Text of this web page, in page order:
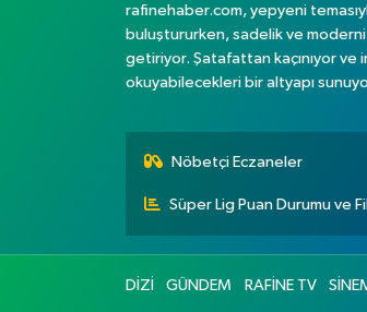
rafinehaber.com, yepyeni
buluştururken, sadelik ve
getiriyor. Şatafattan kaçınıyor ve
okuyabilecekleri bir altyapı
Nöbetçi Eczaneler
Süper Lig Puan Durumu ve
DİZİ GÜNDEM RAFİNE TV